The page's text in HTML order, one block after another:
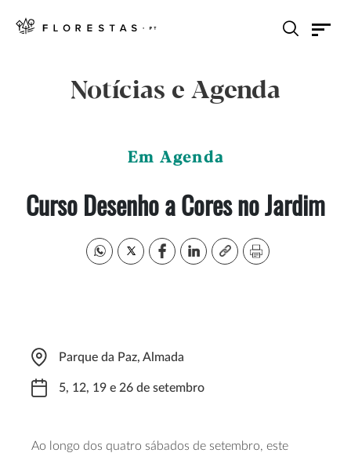
Notícias e Agenda
Em Agenda
Curso Desenho a Cores no Jardim
Parque da Paz, Almada
5, 12, 19 e 26 de setembro
Ao longo dos quatro sábados de setembro, este